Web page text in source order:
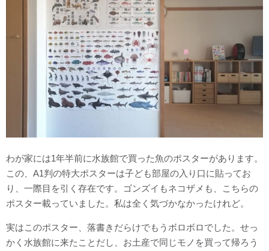
わが家には1年半前に水族館で買った魚のポスターがあります。
この、A1判の特大ポスターは子ども部屋の入り口に貼ってお
り、一際目を引く存在です。ゴンズイもネコザメも、こちらの
ポスター載っていました。私は全く気づかなかったけれど。
実はこのポスター、落書きだらけでもうボロボロでした。せっ
かく水族館に来たことだし、お土産で同じモノを買って帰ろう